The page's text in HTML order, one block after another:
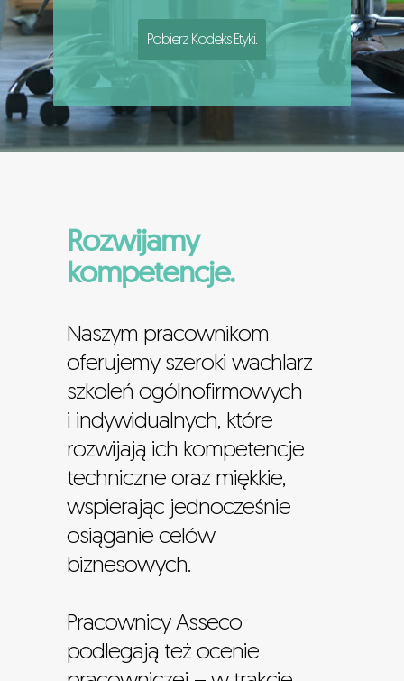
Pobierz Kodeks Etyki.
Rozwijamy
kompetencje.
Naszym pracownikom
oferujemy szeroki wachlarz
szkoleń ogólnofirmowych
i indywidualnych, które
rozwijają ich kompetencje
techniczne oraz miękkie,
wspierając jednocześnie
osiąganie celów
biznesowych.
Pracownicy Asseco
podlegają też ocenie